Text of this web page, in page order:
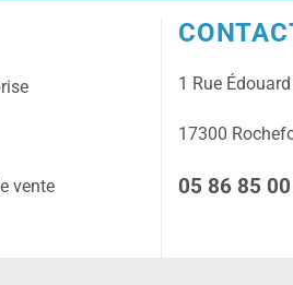
vente
1 Rue
17300
05 86 85